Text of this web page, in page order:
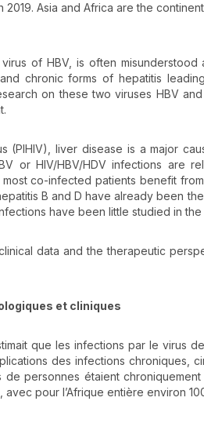
Asia and Africa are the
of HBV, is often
chronic forms of hepatitis
on these two viruses HBV
(PlHIV), liver disease is a major
or HIV/HBV/HDV infections are
co-infected patients benefit
B and D have already been
have been little studied in the
data and the therapeutic
et cliniques
que les infections par le virus
des infections chroniques,
personnes étaient chroniquement
pour l’Afrique entière environ